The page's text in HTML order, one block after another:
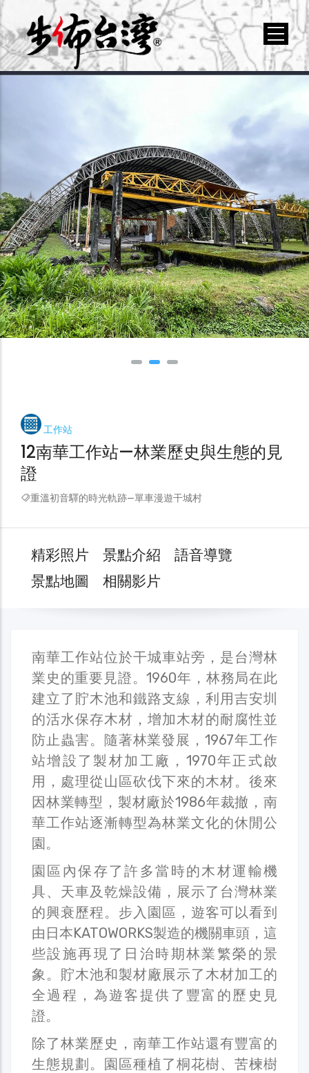
工作站
12南華工作站—林業歷史與生態的見
證
重溫初音驛的時光軌跡—單車漫遊干城村
精彩照片 景點介紹
語音導覽
景點地圖
相關影片
南華工作站位於干城車站旁，是台灣林
業史的重要見證。1960年，林務局在此
建立了貯木池和鐵路支線，利用吉安圳
的活水保存木材，增加木材的耐腐性並
防止蟲害。隨著林業發展，1967年工作
站增設了製材加工廠，1970年正式啟
用，處理從山區砍伐下來的木材。後來
因林業轉型，製材廠於1986年裁撤，南
華工作站逐漸轉型為林業文化的休閒公
園。
園區內保存了許多當時的木材運輸機
具、天車及乾燥設備，展示了台灣林業
的興衰歷程。步入園區，遊客可以看到
由日本KATOWORKS製造的機關車頭，這
些設施再現了日治時期林業繁榮的景
象。貯木池和製材廠展示了木材加工的
全過程，為遊客提供了豐富的歷史見
證。
除了林業歷史，南華工作站還有豐富的
生態規劃。園區種植了桐花樹、苦楝樹